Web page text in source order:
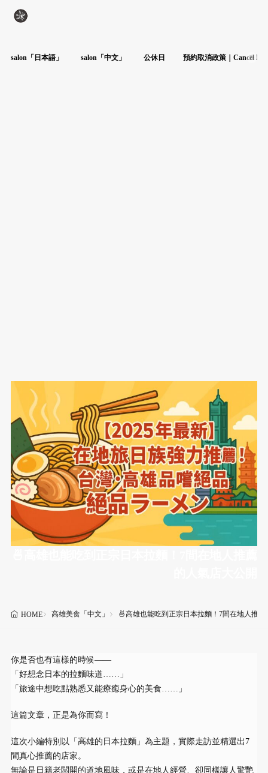
salon「日本語」 salon「中文」 公休日 預約取消政策｜Cancel
HOME 高雄美食「中文」 🍜高雄也能吃到正宗日本拉麵！7間在地人推
你是否也有這樣的時候——
「好想念日本的拉麵味道……」
「旅途中想吃點熟悉又能療癒身心的美食……」
這篇文章，正是為你而寫！
這次小編特別以「高雄的日本拉麵」為主題，實際走訪並精選出7
間真心推薦的店家。
無論是日籍老闆開的道地風味，或是在地人經營、卻同樣讓人驚艷